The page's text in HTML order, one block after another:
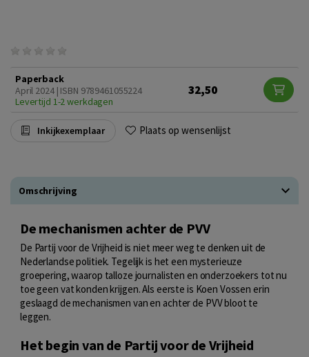
Paperback
April 2024 | ISBN 9789461055224
Levertijd 1-2 werkdagen
32,50
Inkijkexemplaar Plaats op wensenlijst
Omschrijving
De mechanismen achter de PVV
De Partij voor de Vrijheid is niet meer weg te denken uit de
Nederlandse politiek. Tegelijk is het een mysterieuze
groepering, waarop talloze journalisten en onderzoekers tot nu
toe geen vat konden krijgen. Als eerste is Koen Vossen erin
geslaagd de mechanismen van en achter de PVV bloot te
leggen.
Het begin van de Partij voor de Vrijheid